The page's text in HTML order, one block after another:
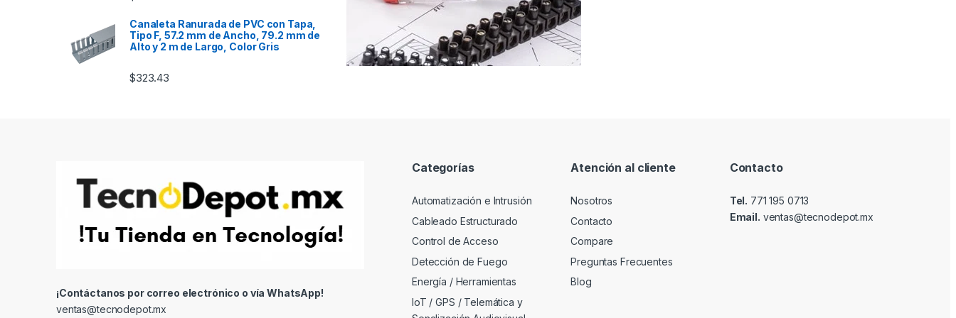
Canaleta Ranurada de PVC con Tapa,
Tipo F, 57.2 mm de Ancho, 79.2 mm de
Alto y 2 m de Largo, Color Gris
$323.43
¡Contáctanos por correo electrónico o vía WhatsApp!
ventas@tecnodepot.mx
Categorías
Automatización e Intrusión
Cableado Estructurado
Control de Acceso
Detección de Fuego
Energía / Herramientas
IoT / GPS / Telemática y
Atención al cliente
Nosotros
Contacto
Compare
Preguntas Frecuentes
Blog
Contacto
Tel. 771 195 0713
Email. ventas@tecnodepot.mx